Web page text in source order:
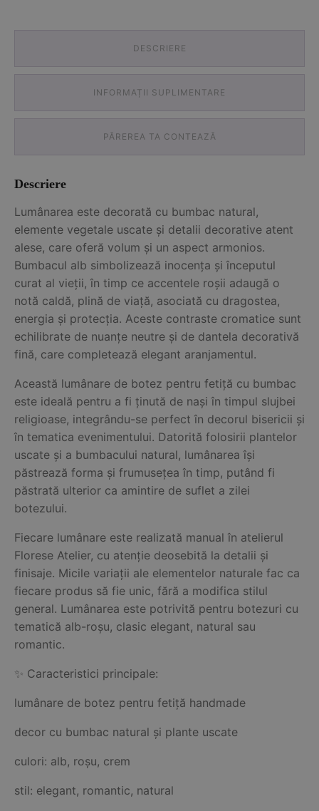
DESCRIERE
INFORMAȚII SUPLIMENTARE
PĂREREA TA CONTEAZĂ
Descriere
Lumânarea este decorată cu bumbac natural,
elemente vegetale uscate și detalii decorative atent
alese, care oferă volum și un aspect armonios.
Bumbacul alb simbolizează inocența și începutul
curat al vieții, în timp ce accentele roșii adaugă o
notă caldă, plină de viață, asociată cu dragostea,
energia și protecția. Aceste contraste cromatice sunt
echilibrate de nuanțe neutre și de dantela decorativă
fină, care completează elegant aranjamentul.
Această lumânare de botez pentru fetiță cu bumbac
este ideală pentru a fi ținută de nași în timpul slujbei
religioase, integrându-se perfect în decorul bisericii și
în tematica evenimentului. Datorită folosirii plantelor
uscate și a bumbacului natural, lumânarea își
păstrează forma și frumusețea în timp, putând fi
păstrată ulterior ca amintire de suflet a zilei
botezului.
Fiecare lumânare este realizată manual în atelierul
Florese Atelier, cu atenție deosebită la detalii și
finisaje. Micile variații ale elementelor naturale fac ca
fiecare produs să fie unic, fără a modifica stilul
general. Lumânarea este potrivită pentru botezuri cu
tematică alb-roșu, clasic elegant, natural sau
romantic.
✨ Caracteristici principale:
lumânare de botez pentru fetiță handmade
decor cu bumbac natural și plante uscate
culori: alb, roșu, crem
stil: elegant, romantic, natural